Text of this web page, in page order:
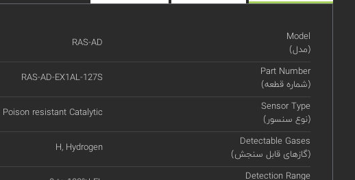
Model
(مدل)
RAS-AD
Part Number
(شماره قطعه)
RAS-AD-EX1AL-127S
Sensor Type
(نوع سنسور)
Poison resistant Catalytic
Detectable Gases
(گازهای قابل سنجش)
H, Hydrogen
Detection Range